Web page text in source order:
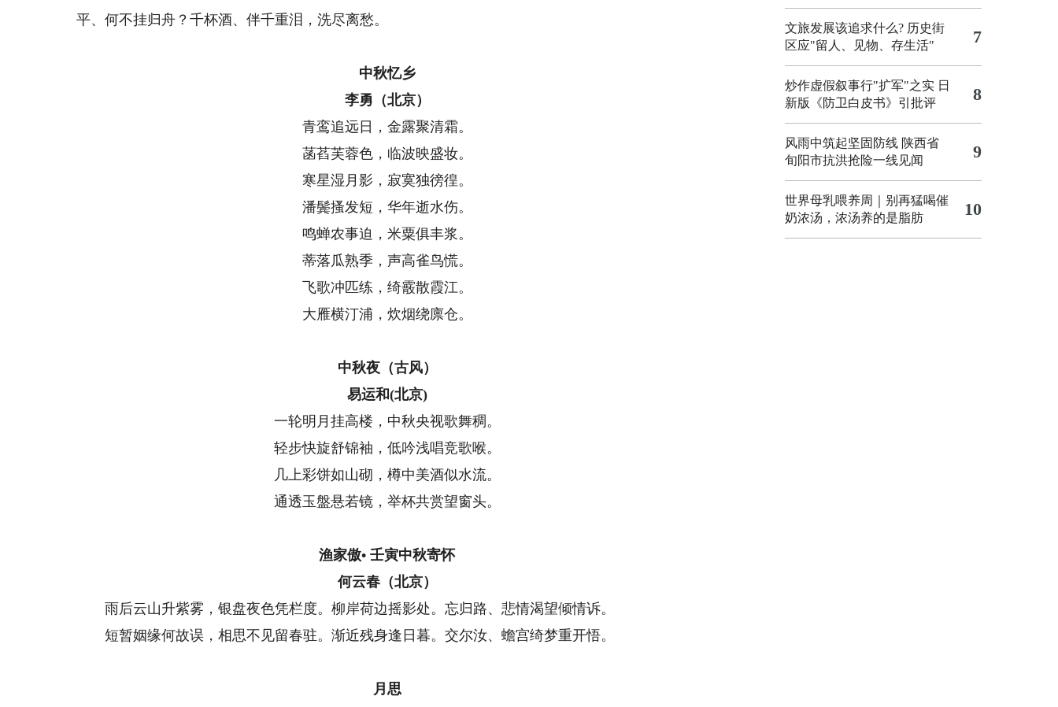
平、何不挂归舟？千杯酒、伴千重泪，洗尽离愁。
中秋忆乡
李勇（北京）
青鸾追远日，金露聚清霜。
菡萏芙蓉色，临波映盛妆。
寒星湿月影，寂寞独徬徨。
潘鬓搔发短，华年逝水伤。
鸣蝉农事迫，米粟俱丰浆。
蒂落瓜熟季，声高雀鸟慌。
飞歌冲匹练，绮霰散霞江。
大雁横汀浦，炊烟绕廪仓。
中秋夜（古风）
易运和(北京)
一轮明月挂高楼，中秋央视歌舞稠。
轻步快旋舒锦袖，低吟浅唱竞歌喉。
几上彩饼如山砌，樽中美酒似水流。
通透玉盤悬若镜，举杯共赏望窗头。
渔家傲• 壬寅中秋寄怀
何云春（北京）
雨后云山升紫雾，银盘夜色凭栏度。柳岸荷边摇影处。忘归路、悲情渴望倾情诉。
短暂姻缘何故误，相思不见留春驻。渐近残身逢日暮。交尔汝、蟾宫绮梦重开悟。
月思
文旅发展该追求什么? 历史街
区应"留人、见物、存生活"
7
炒作虚假叙事行"扩军"之实 日
新版《防卫白皮书》引批评
8
风雨中筑起坚固防线 陕西省
旬阳市抗洪抢险一线见闻
9
世界母乳喂养周｜别再猛喝催
奶浓汤，浓汤养的是脂肪
10